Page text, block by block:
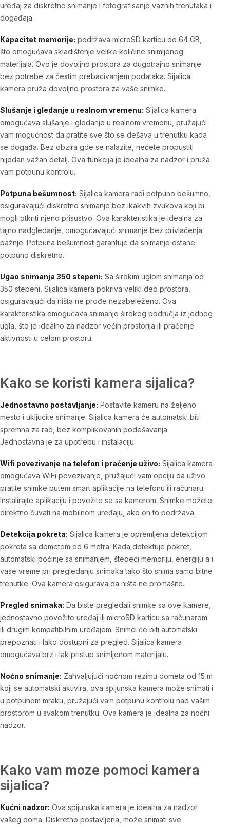
uređaj za diskretno snimanje i fotografisanje vaznih trenutaka i
događaja.
Kapacitet memorije: podržava microSD karticu do 64 GB,
što omogućava skladištenje velike količine snimljenog
materijala. Ovo je dovoljno prostora za dugotrajno snimanje
bez potrebe za čestim prebacivanjem podataka. Sijalica
kamera pruža dovoljno prostora za vaše snimke.
Slušanje i gledanje u realnom vremenu: Sijalica kamera
omogućava slušanje i gledanje u realnom vremenu, pružajući
vam mogućnost da pratite sve što se dešava u trenutku kada
se događa. Bez obzira gde se nalazite, nećete propustiti
nijedan važan detalj. Ova funkcija je idealna za nadzor i pruža
vam potpunu kontrolu.
Potpuna bešumnost: Sijalica kamera radi potpuno bešumno,
osiguravajući diskretno snimanje bez ikakvih zvukova koji bi
mogli otkriti njeno prisustvo. Ova karakteristika je idealna za
tajno nadgledanje, omogućavajući snimanje bez privlačenja
pažnje. Potpuna bešumnost garantuje da snimanje ostane
potpuno diskretno.
Ugao snimanja 350 stepeni: Sa širokim uglom snimanja od
350 stepeni, Sijalica kamera pokriva veliki deo prostora,
osiguravajući da ništa ne prođe nezabeleženo. Ova
karakteristika omogućava snimanje širokog područja iz jednog
ugla, što je idealno za nadzor većih prostorija ili praćenje
aktivnosti u celom prostoru.
Kako se koristi kamera sijalica?
Jednostavno postavljanje: Postavite kameru na željeno
mesto i ukljucite snimanje. Sijalica kamera će automatski biti
spremna za rad, bez komplikovanih podešavanja.
Jednostavna je za upotrebu i instalaciju.
Wifi povezivanje na telefon i praćenje uživo: Sijalica kamera
omogućava WiFi povezivanje, pružajući vam opciju da uživo
pratite snimke putem smart aplikacije na telefonu ili računaru.
Instalirajte aplikaciju i povežite se sa kamerom. Snimke možete
direktno čuvati na mobilnom uređaju, ako on to podržava.
Detekcija pokreta: Sijalica kamera je opremljena detekcijom
pokreta sa dometom od 6 metra. Kada detektuje pokret,
automatski počinje sa snimanjem, štedeći memoriju, energiju a i
vase vreme pri pregledanju snimaka tako što snima samo bitne
trenutke. Ova kamera osigurava da ništa ne promašite.
Pregled snimaka: Da biste pregledali snimke sa ove kamere,
jednostavno povežite uređaj ili microSD karticu sa računarom
ili drugim kompatibilnim uređajem. Snimci će biti automatski
prepoznati i lako dostupni za pregled. Sijalica kamera
omogućava brz i lak pristup snimljenom materijalu.
Noćno snimanje: Zahvaljujući noćnom rezimu dometa od 15 m
koji se automatski aktivira, ova spijunska kamera može snimati i
u potpunom mraku, pružajući vam potpunu kontrolu nad vašim
prostorom u svakom trenutku. Ova kamera je idealna za noćni
nadzor.
Kako vam moze pomoci kamera
sijalica?
Kućni nadzor: Ova spijunska kamera je idealna za nadzor
vašeg doma. Diskretno postavljena, može snimati sve